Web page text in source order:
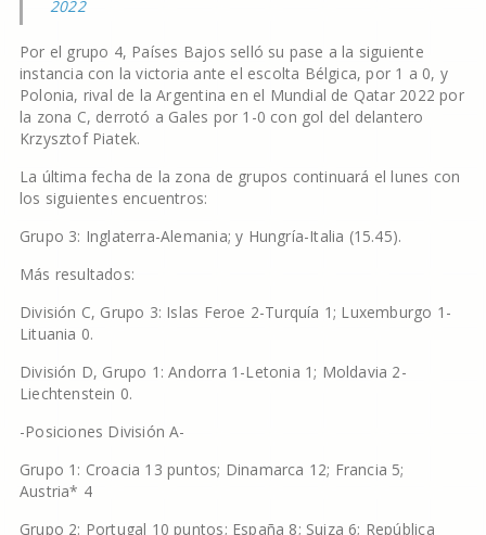
2022
Por el grupo 4, Países Bajos selló su pase a la siguiente
instancia con la victoria ante el escolta Bélgica, por 1 a 0, y
Polonia, rival de la Argentina en el Mundial de Qatar 2022 por
la zona C, derrotó a Gales por 1-0 con gol del delantero
Krzysztof Piatek.
La última fecha de la zona de grupos continuará el lunes con
los siguientes encuentros:
Grupo 3: Inglaterra-Alemania; y Hungría-Italia (15.45).
Más resultados:
División C, Grupo 3: Islas Feroe 2-Turquía 1; Luxemburgo 1-
Lituania 0.
División D, Grupo 1: Andorra 1-Letonia 1; Moldavia 2-
Liechtenstein 0.
-Posiciones División A-
Grupo 1: Croacia 13 puntos; Dinamarca 12; Francia 5;
Austria* 4
Grupo 2: Portugal 10 puntos; España 8; Suiza 6; República